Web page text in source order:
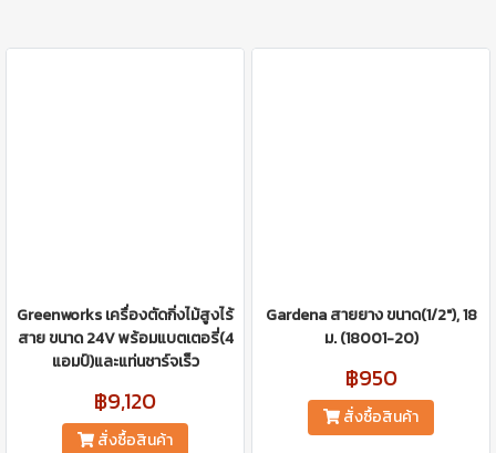
Greenworks เครื่องตัดกิ่งไม้สูงไร้
สาย ขนาด 24V พร้อมแบตเตอรี่(4
แอมป์)และแท่นชาร์จเร็ว
฿9,120
สั่งซื้อสินค้า
Gardena สายยาง ขนาด(1/2″), 18
ม. (18001-20)
฿950
สั่งซื้อสินค้า